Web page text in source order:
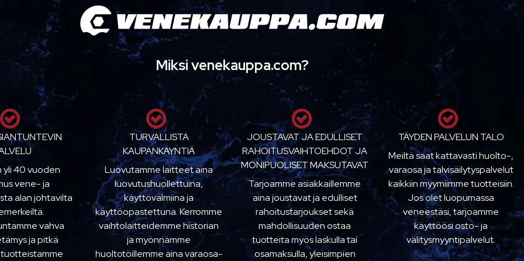
Miksi venekauppa.com?
yli 40 vuoden
vene- ja
alan johtavilta
vahva
ja pitkä
TURVALLISTA
KAUPANKÄYNTIÄ
Luovutamme laitteet aina
luovutushuollettuina,
käyttövalmiina ja
käyttöopastettuna. Kerromme
vaihtolaitteidemme historian
ja myönnämme
huoltotöillemme aina varaosa-
JOUSTAVAT JA EDULLISET
RAHOITUSVAIHTOEHDOT JA
MONIPUOLISET MAKSUTAVAT
Tarjoamme asiakkaillemme
aina joustavat ja edulliset
rahoitustarjoukset sekä
mahdollisuuden ostaa
tuotteita myös laskulla tai
osamaksulla, yleisimpien
TÄYDEN PALVELUN TALO
Meiltä saat kattavasti huolto-,
varaosa ja talvisäilytyspalvelut
kaikkiin myymiimme tuotteisiin.
Jos olet luopumassa
veneestäsi, tarjoamme
käyttöösi osto- ja
välitysmyyntipalvelut.